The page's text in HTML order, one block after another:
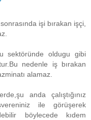
işi bırakan işçi,
sektöründe oldugu gibi
nedenle iş bırakan
alamaz.
anda çalıştığınız
ile görüşerek
böylecede kıdem